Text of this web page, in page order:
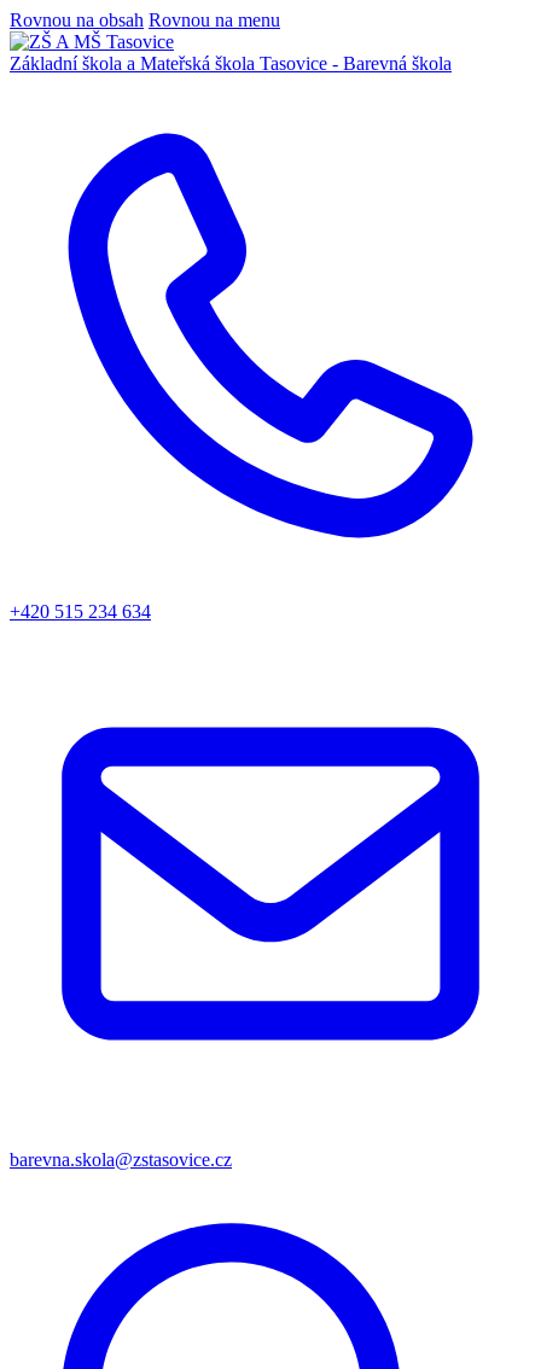
Rovnou na obsah Rovnou na menu
Základní škola a Mateřská škola Tasovice - Barevná škola
+420 515 234 634
barevna.skola@zstasovice.cz